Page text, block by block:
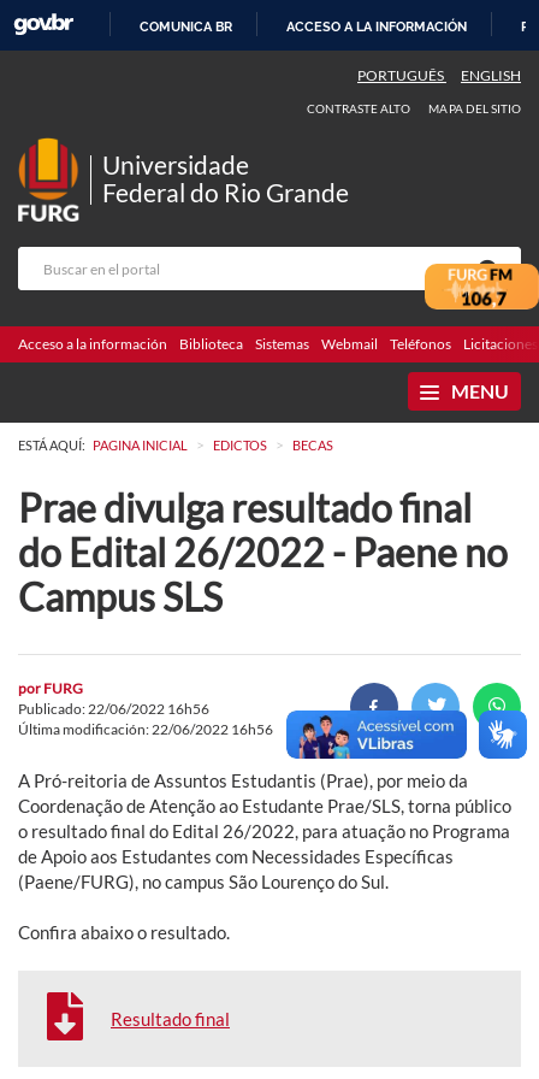
CONTENIDO
COMUNICA BR ACCESO A LA INFORMACIÓN
PORTUGUÊS ENGLISH
CONTRASTE ALTO MAPA DEL SITIO
Universidade
Federal do Rio Grande
Acceso a la información Biblioteca Sistemas Webmail Teléfonos Licitaciones
MENU
ESTÁ AQUÍ: PAGINA INICIAL > EDICTOS > BECAS
Prae divulga resultado final
do Edital 26/2022 - Paene no
Campus SLS
por FURG
Publicado: 22/06/2022 16h56
Última modificación: 22/06/2022 16h56
A Pró-reitoria de Assuntos Estudantis (Prae), por meio da
Coordenação de Atenção ao Estudante Prae/SLS, torna público
o resultado final do Edital 26/2022, para atuação no Programa
de Apoio aos Estudantes com Necessidades Específicas
(Paene/FURG), no campus São Lourenço do Sul.
Confira abaixo o resultado.
Resultado final